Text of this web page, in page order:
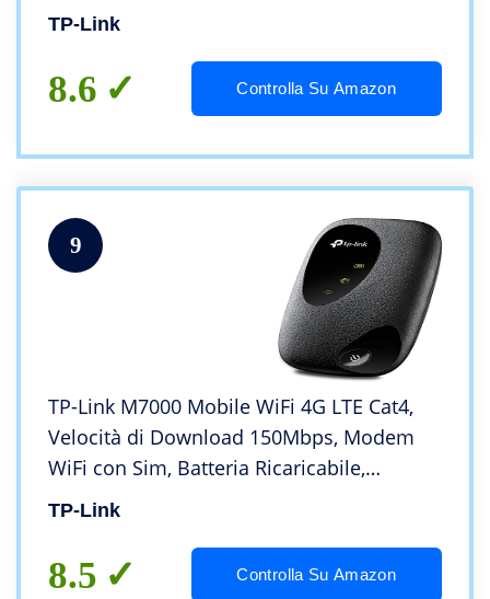
Configurazione, Antenne Staccabili,
Ospiti, QoS
TP-Link
8.6 Controlla Su Amazon
9
TP-Link M7000 Mobile WiFi 4G LTE Cat4,
Velocità di Download 150Mbps, Modem
WiFi con Sim, Batteria Ricaricabile,
Nessuna Configurazione Necessaria,
TP-Link
8.5 Controlla Su Amazon